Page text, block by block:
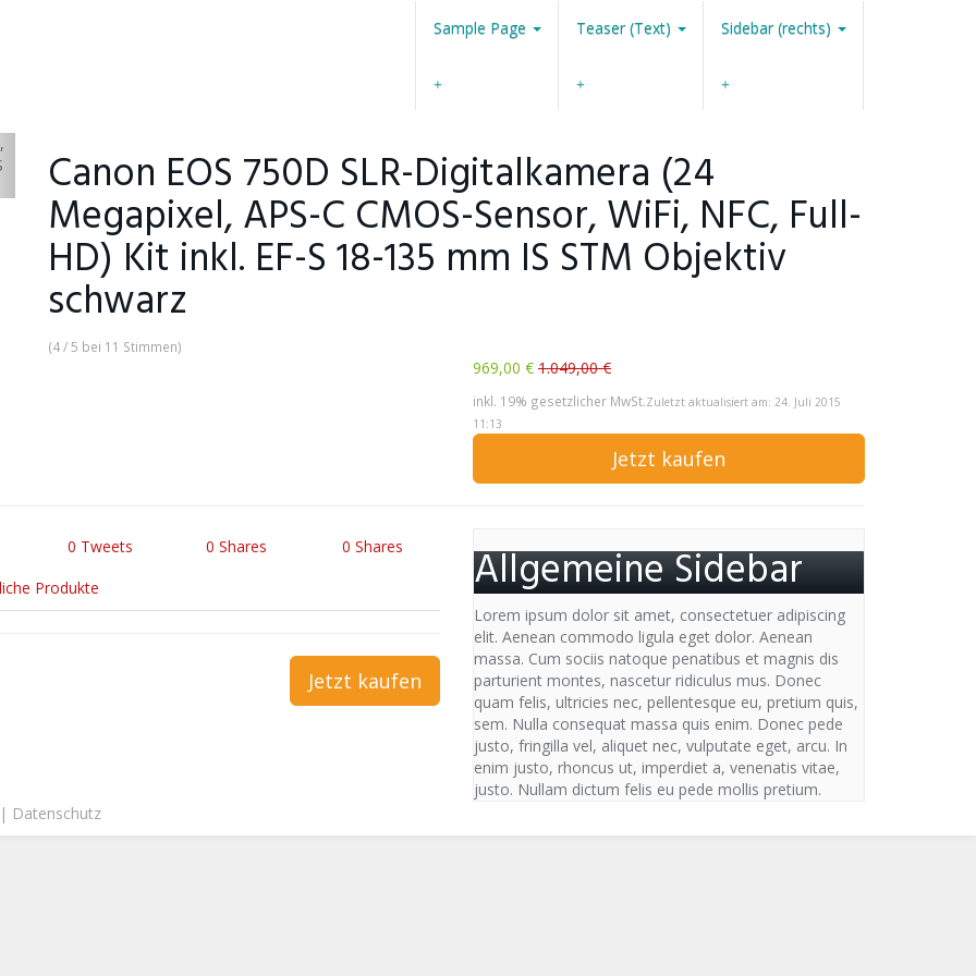
Sample Page Teaser (Text) Sidebar (rechts)
Canon EOS 750D SLR-Digitalkamera (24
Megapixel, APS-C CMOS-Sensor, WiFi, NFC, Full-
HD) Kit inkl. EF-S 18-135 mm IS STM Objektiv
schwarz
(4 / 5 bei 11 Stimmen)
969,00 € 1.049,00 €
inkl. 19% gesetzlicher MwSt.Zuletzt aktualisiert am: 24. Juli 2015
11:13
Jetzt kaufen
0 Tweets 0 Shares 0 Shares
Produkte
Jetzt kaufen
Allgemeine Sidebar
Lorem ipsum dolor sit amet, consectetuer adipiscing
elit. Aenean commodo ligula eget dolor. Aenean
massa. Cum sociis natoque penatibus et magnis dis
parturient montes, nascetur ridiculus mus. Donec
quam felis, ultricies nec, pellentesque eu, pretium quis,
sem. Nulla consequat massa quis enim. Donec pede
justo, fringilla vel, aliquet nec, vulputate eget, arcu. In
enim justo, rhoncus ut, imperdiet a, venenatis vitae,
justo. Nullam dictum felis eu pede mollis pretium.
| Datenschutz